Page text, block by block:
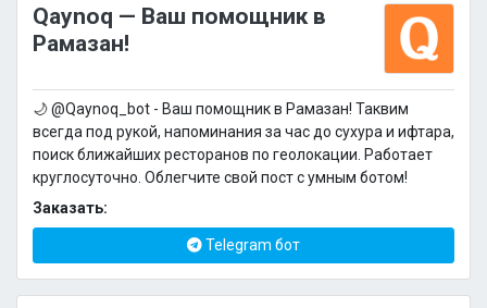
Qaynoq — Ваш помощник в
Рамазан!
🌙 @Qaynoq_bot - Ваш помощник в Рамазан! Таквим
всегда под рукой, напоминания за час до сухура и ифтара,
поиск ближайших ресторанов по геолокации. Работает
круглосуточно. Облегчите свой пост с умным ботом!
Заказать:
Telegram бот